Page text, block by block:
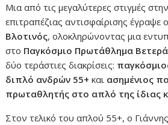
Μια από τις μεγαλύτερες στιγμές
επιτραπέζιας αντισφαίρισης έγραψε ο
Βλοτινός, ολοκληρώνοντας μια
στο Παγκόσμιο Πρωτάθλημα
δύο τεράστιες διακρίσεις:
διπλό ανδρών 55+ και ασημένιος
πρωταθλητής στο απλό της ίδιας
Στον τελικό του απλού 55+, ο